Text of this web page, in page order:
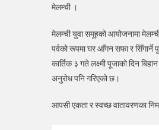
मेलम्ची ।
मेलम्ची युवा समूहको आयोजनामा
पर्वको रूपमा घर आँगन सफा र सिँगार्ने
कार्तिक ३ गते लक्ष्मी पूजाको दिन
अनुरोध पनि गरिएको छ।
आपसी एकता र स्वच्छ वातावरणका